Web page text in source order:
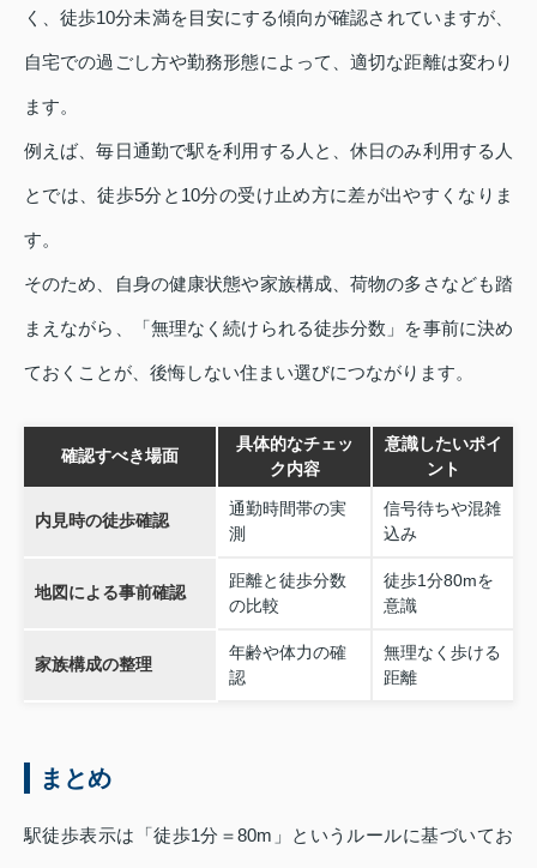
く、徒歩10分未満を目安にする傾向が確認されていますが、
自宅での過ごし方や勤務形態によって、適切な距離は変わり
ます。
例えば、毎日通勤で駅を利用する人と、休日のみ利用する人
とでは、徒歩5分と10分の受け止め方に差が出やすくなりま
す。
そのため、自身の健康状態や家族構成、荷物の多さなども踏
まえながら、「無理なく続けられる徒歩分数」を事前に決め
ておくことが、後悔しない住まい選びにつながります。
確認すべき場面
具体的なチェッ
ク内容
意識したいポイ
ント
内見時の徒歩確認
通勤時間帯の実
測
信号待ちや混雑
込み
地図による事前確認
距離と徒歩分数
の比較
徒歩1分80mを
意識
家族構成の整理
年齢や体力の確
認
無理なく歩ける
距離
まとめ
駅徒歩表示は「徒歩1分＝80m」というルールに基づいてお